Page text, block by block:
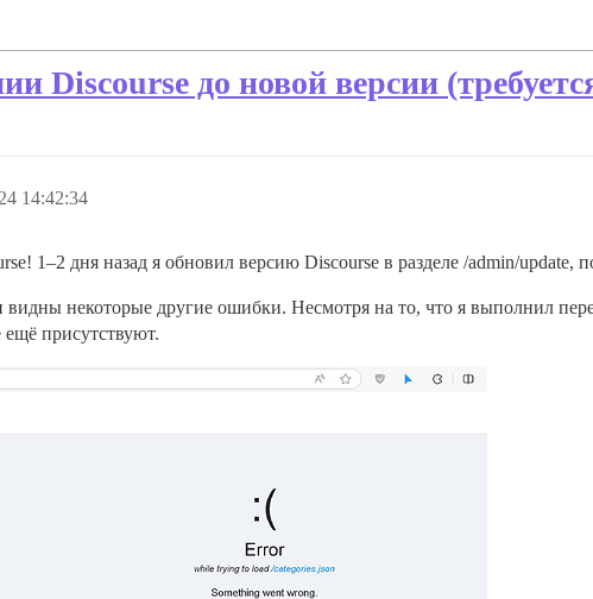
Discourse до новой версии
14:42:34
1–2 дня назад я обновил версию Discourse в разделе /admin/
некоторые другие ошибки. Несмотря на то, что я выполнил
присутствуют.